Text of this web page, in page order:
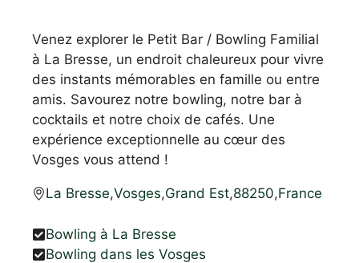
Venez explorer le Petit Bar / Bowling Familial
à La Bresse, un endroit chaleureux pour vivre
des instants mémorables en famille ou entre
amis. Savourez notre bowling, notre bar à
cocktails et notre choix de cafés. Une
expérience exceptionnelle au cœur des
Vosges vous attend !
La Bresse,Vosges,Grand Est,88250,France
Bowling à La Bresse
Bowling dans les Vosges